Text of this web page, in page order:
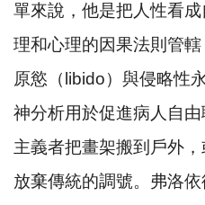
單來說，他是把人性看
理和心理的因果法則管
原慾（ libido）與侵略性
神分析用於促進病人自
主義者把畫架搬到戶外
放棄傳統的調號。弗洛